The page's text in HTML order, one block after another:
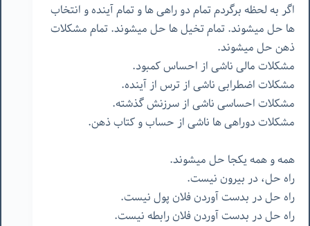
اگر به لحظه برگردم تمام دو راهی ها و تمام آینده و انتخاب
ها حل میشوند. تمام تخیل ها حل میشوند. تمام مشکلات
ذهن حل میشوند.
مشکلات مالی ناشی از احساس کمبود.
مشکلات اضطرابی ناشی از ترس از آینده.
مشکلات احساسی ناشی از سرزنش گذشته.
مشکلات دوراهی ها ناشی از حساب و کتاب ذهن.
همه و همه یکجا حل میشوند.
راه حل، در بیرون نیست.
راه حل در بدست آوردن فلان پول نیست.
راه حل در بدست آوردن فلان رابطه نیست.